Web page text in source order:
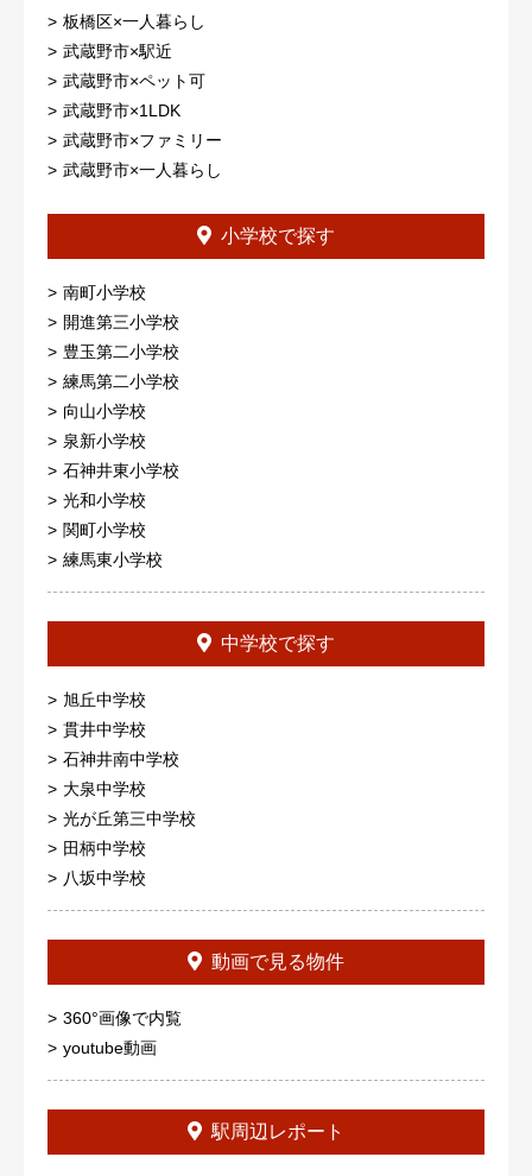
板橋区×一人暮らし
武蔵野市×駅近
武蔵野市×ペット可
武蔵野市×1LDK
武蔵野市×ファミリー
武蔵野市×一人暮らし
小学校で探す
南町小学校
開進第三小学校
豊玉第二小学校
練馬第二小学校
向山小学校
泉新小学校
石神井東小学校
光和小学校
関町小学校
練馬東小学校
中学校で探す
旭丘中学校
貫井中学校
石神井南中学校
大泉中学校
光が丘第三中学校
田柄中学校
八坂中学校
動画で見る物件
360°画像で内覧
youtube動画
駅周辺レポート